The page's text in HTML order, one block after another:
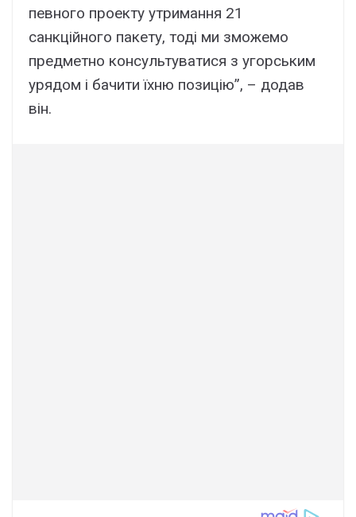
певного проекту утримання 21
санкційного пакету, тоді ми зможемо
предметно консультуватися з угорським
урядом і бачити їхню позицію”, – додав
він.